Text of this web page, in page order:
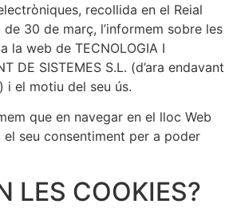
recollida en el Reial
30 de març, l’informem sobre les
la web de TECNOLOGIA I
DE SISTEMES S.L. (d’ara endavant
i el motiu del seu ús.
que en navegar en el lloc Web
seu consentiment per a poder
LES COOKIES?